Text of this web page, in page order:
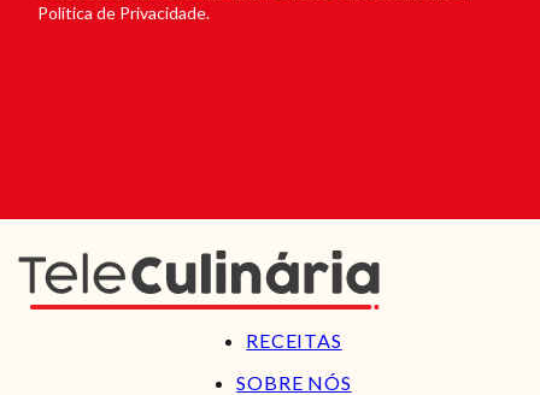
Política de Privacidade.
RECEITAS
SOBRE NÓS